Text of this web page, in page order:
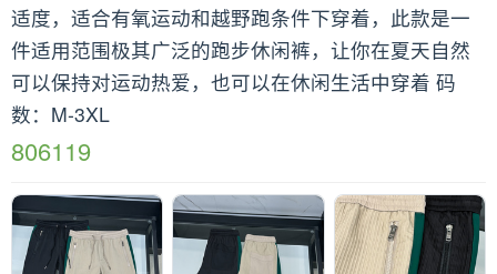
适度，适合有氧运动和越野跑条件下穿着，此款是一
件适用范围极其广泛的跑步休闲裤，让你在夏天自然
可以保持对运动热爱，也可以在休闲生活中穿着 码
数：M-3XL
806119